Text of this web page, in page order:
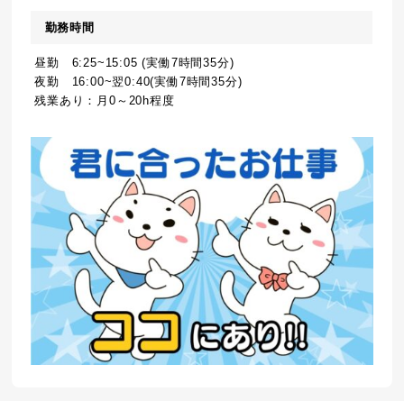
勤務時間
昼勤 6:25~15:05 (実働7時間35分)
夜勤 16:00~翌0:40(実働7時間35分)
残業あり：月0～20h程度